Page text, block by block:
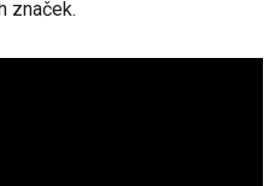
značek.